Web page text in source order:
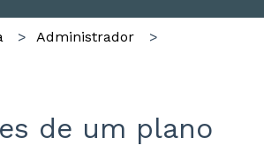
Administrador
de um plano